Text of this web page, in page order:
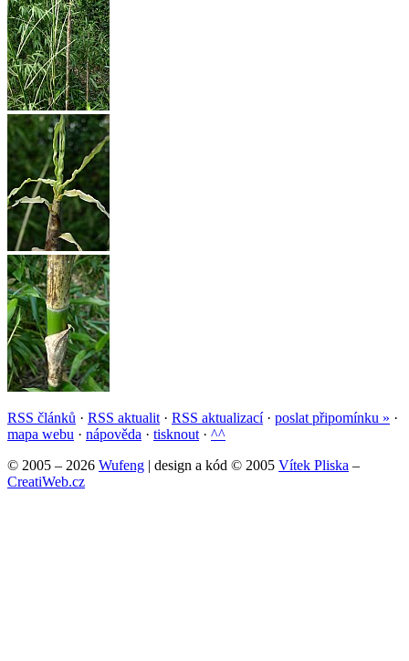
RSS článků · RSS aktualit · RSS aktualizací· poslat připomínku » ·
mapa webu · nápověda · tisknout · ^^
© 2005 – 2026 Wufeng | design a kód © 2005 Vítek Pliska –
CreatiWeb.cz